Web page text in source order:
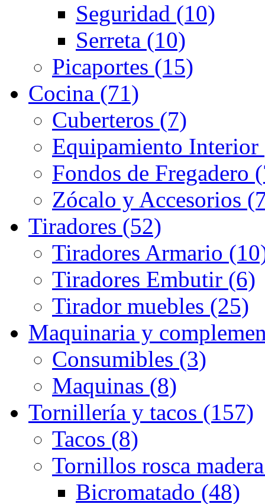
Seguridad (10)
Serreta (10)
Picaportes (15)
Cocina (71)
Cuberteros (7)
Equipamiento Interior
Fondos de Fregadero
Zócalo y Accesorios
Tiradores (52)
Tiradores Armario
Tiradores Embutir (6)
Tirador muebles (25)
Maquinaria y
Consumibles (3)
Maquinas (8)
Tornillería y tacos (157)
Tacos (8)
Tornillos rosca
Bicromatado (48)